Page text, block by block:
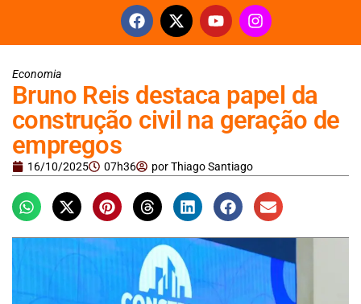
Economia
Bruno Reis destaca papel da
construção civil na geração de
empregos
16/10/2025 07h36 porThiago Santiago